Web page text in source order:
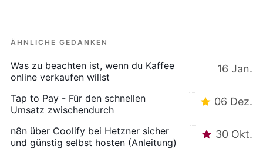
ÄHNLICHE GEDANKEN
Was zu beachten ist, wenn du Kaffee
online verkaufen willst
16 Jan.
Tap to Pay - Für den schnellen
Umsatz zwischendurch
06 Dez.
n8n über Coolify bei Hetzner sicher
und günstig selbst hosten (Anleitung)
30 Okt.